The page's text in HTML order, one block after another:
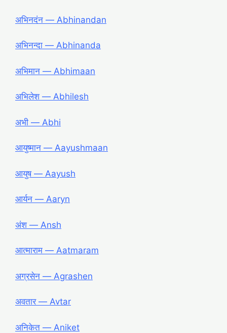
अभिनदंन ― Abhinandan
अभिनन्दा ― Abhinanda
अभिमान ― Abhimaan
अभिलेश ― Abhilesh
अभी ― Abhi
आयुष्मान ― Aayushmaan
आयुष ― Aayush
आर्यन ― Aaryn
अंश ― Ansh
आत्माराम ― Aatmaram
अग्रसेन ― Agrashen
अवतार ― Avtar
अनिकेत ― Aniket